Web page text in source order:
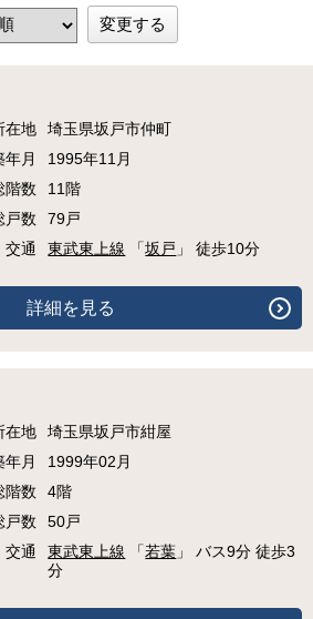
変更する
在地
埼玉県坂戸市仲町
年月
1995年11月
階数
11階
戸数
79戸
交通
東武東上線 「坂戸 」 徒歩10分
詳細を見る
在地
埼玉県坂戸市紺屋
年月
1999年02月
階数
4階
戸数
50戸
交通
東武東上線 「若葉 」 バス9分 徒歩3
分